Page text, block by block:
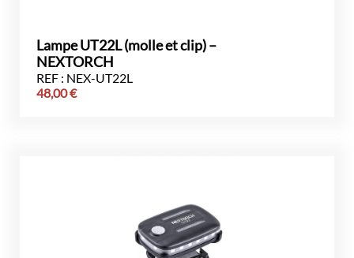
Lampe UT22L (molle et clip) –
NEXTORCH
REF : NEX-UT22L
48,00€